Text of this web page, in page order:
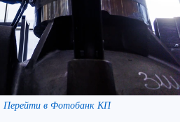
Перейти в Фотобанк КП